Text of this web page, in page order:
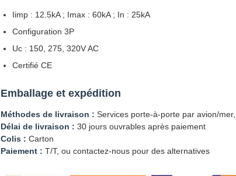
Iimp : 12.5kA ; Imax : 60kA ; In : 25kA
Configuration 3P
Uc : 150, 275, 320V AC
Certifié CE
Emballage et expédition
Méthodes de livraison : Services porte-à-porte par avion/
Délai de livraison : 30 jours ouvrables après paiement
Colis : Carton
Paiement : T/T, ou contactez-nous pour des alternatives